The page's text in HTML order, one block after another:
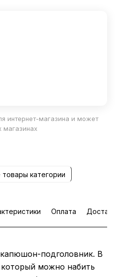
интернет-магазина и может
магазинах
товары категории
Оплата
подголовник. В
можно набить